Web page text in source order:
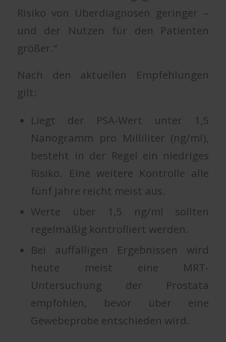
Risiko von Überdiagnosen geringer –
und der Nutzen für den Patienten
größer.“
Nach den aktuellen Empfehlungen
gilt:
Liegt der PSA-Wert unter 1,5
Nanogramm pro Milliliter (ng/ml),
besteht in der Regel ein niedriges
Risiko. Eine weitere Kontrolle alle
fünf Jahre reicht meist aus.
Werte über 1,5 ng/ml sollten
regelmäßig kontrolliert werden.
Bei auffälligen Ergebnissen wird
heute meist eine MRT-
Untersuchung der Prostata
empfohlen, bevor über eine
Gewebeprobe entschieden wird.